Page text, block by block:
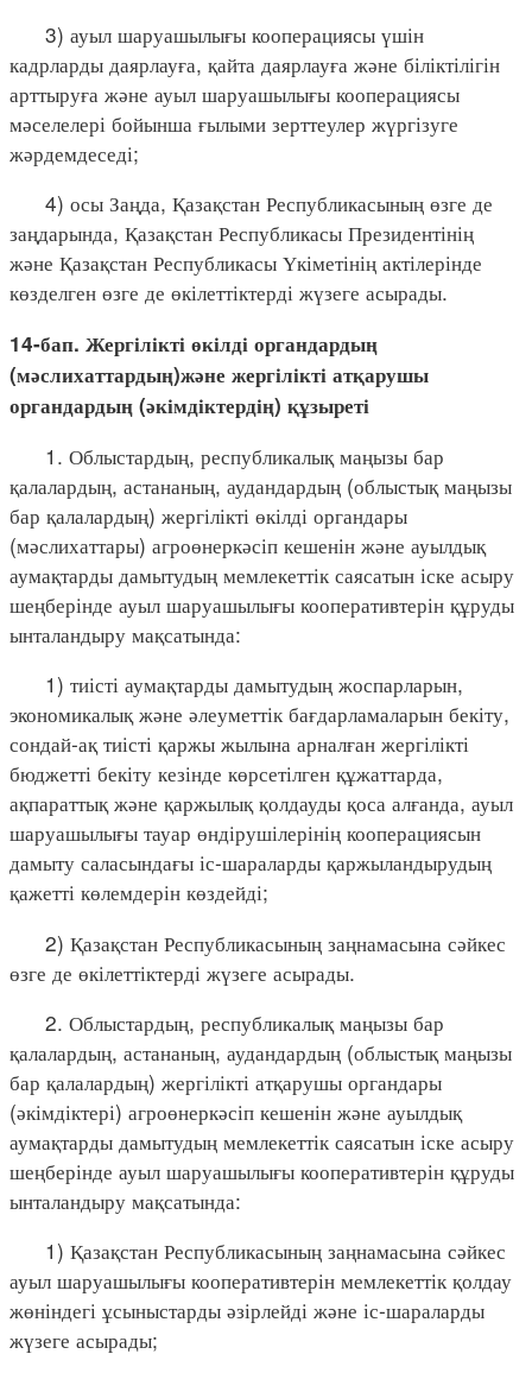
3) ауыл шаруашылығы кооперациясы үшін
кадрларды даярлауға, қайта даярлауға және біліктілігін
арттыруға және ауыл шаруашылығы кооперациясы
мәселелері бойынша ғылыми зерттеулер жүргізуге
жәрдемдеседі;
4) осы Заңда, Қазақстан Республикасының өзге де
заңдарында, Қазақстан Республикасы Президентінің
және Қазақстан Республикасы Үкіметінің актілерінде
көзделген өзге де өкілеттіктерді жүзеге асырады.
14-бап. Жергілікті өкілді органдардың
(мәслихаттардың)және жергілікті атқарушы
органдардың (әкімдіктердің) құзыреті
1. Облыстардың, республикалық маңызы бар
қалалардың, астананың, аудандардың (облыстық маңызы
бар қалалардың) жергілікті өкілді органдары
(мәслихаттары) агроөнеркәсіп кешенін және ауылдық
аумақтарды дамытудың мемлекеттік саясатын іске асыру
шеңберінде ауыл шаруашылығы кооперативтерін құруды
ынталандыру мақсатында:
1) тиісті аумақтарды дамытудың жоспарларын,
экономикалық және әлеуметтік бағдарламаларын бекіту,
сондай-ақ тиісті қаржы жылына арналған жергілікті
бюджетті бекіту кезінде көрсетілген құжаттарда,
ақпараттық және қаржылық қолдауды қоса алғанда, ауыл
шаруашылығы тауар өндірушілерінің кооперациясын
дамыту саласындағы іс-шараларды қаржыландырудың
қажетті көлемдерін көздейді;
2) Қазақстан Республикасының заңнамасына сәйкес
өзге де өкілеттіктерді жүзеге асырады.
2. Облыстардың, республикалық маңызы бар
қалалардың, астананың, аудандардың (облыстық маңызы
бар қалалардың) жергілікті атқарушы органдары
(әкімдіктері) агроөнеркәсіп кешенін және ауылдық
аумақтарды дамытудың мемлекеттік саясатын іске асыру
шеңберінде ауыл шаруашылығы кооперативтерін құруды
ынталандыру мақсатында:
1) Қазақстан Республикасының заңнамасына сәйкес
ауыл шаруашылығы кооперативтерін мемлекеттік қолдау
жөніндегі ұсыныстарды әзірлейді және іс-шараларды
жүзеге асырады;